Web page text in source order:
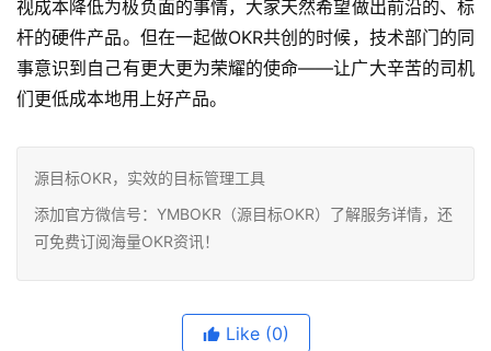
视成本降低为极负面的事情，大家天然希望做出前沿的、标
杆的硬件产品。但在一起做OKR共创的时候，技术部门的同
事意识到自己有更大更为荣耀的使命——让广大辛苦的司机
们更低成本地用上好产品。
源目标OKR，实效的目标管理工具
添加官方微信号：YMBOKR（源目标OKR）了解服务详情，还
可免费订阅海量OKR资讯！
Like (0)